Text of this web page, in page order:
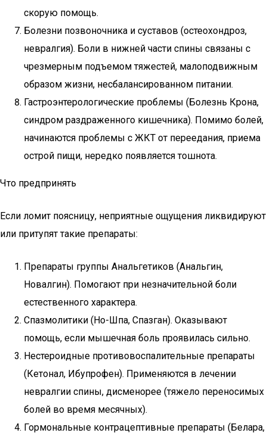
скорую помощь.
Болезни позвоночника и суставов (остеохондроз,
невралгия). Боли в нижней части спины связаны с
чрезмерным подъемом тяжестей, малоподвижным
образом жизни, несбалансированном питании.
Гастроэнтерологические проблемы (Болезнь Крона,
синдром раздраженного кишечника). Помимо болей,
начинаются проблемы с ЖКТ от переедания, приема
острой пищи, нередко появляется тошнота.
Что предпринять
Если ломит поясницу, неприятные ощущения ликвидируют
или притупят такие препараты:
Препараты группы Анальгетиков (Анальгин,
Новалгин). Помогают при незначительной боли
естественного характера.
Спазмолитики (Но-Шпа, Спазган). Оказывают
помощь, если мышечная боль проявилась сильно.
Нестероидные противовоспалительные препараты
(Кетонал, Ибупрофен). Применяются в лечении
невралгии спины, дисменорее (тяжело переносимых
болей во время месячных).
Гормональные контрацептивные препараты (Белара,